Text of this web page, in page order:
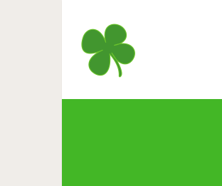
День, когда я